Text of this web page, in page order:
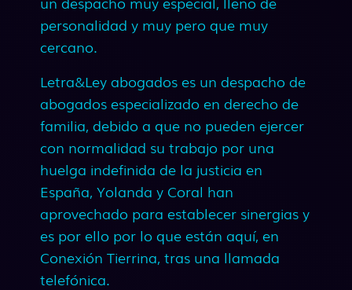
personalidad y muy pero que muy
cercano.
Letra&Ley abogados es un despacho de
abogados especializado en derecho de
familia, debido a que no pueden ejercer
con normalidad su trabajo por una
huelga indefinida de la justicia en
España, Yolanda y Coral han
aprovechado para establecer sinergias y
es por ello por lo que están aquí, en
Conexión Tierrina, tras una llamada
telefónica.